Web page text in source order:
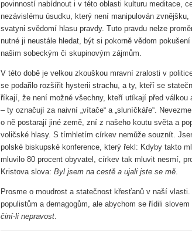
povinností nabídnout i v této oblasti kulturu meditace,
nezávislému úsudku, který není manipulován zvnějšku,
svatyni svědomí hlasu pravdy. Tuto pravdu nelze
nutné ji neustále hledat, být si pokorně vědom
našim sobeckým či skupinovým zájmům.
V této době je velkou zkouškou mravní zralosti v
se podařilo rozšířit hysterii strachu, a ty, kteří se
říkají, že není možné všechny, kteří utíkají před válkou
– ty označují za naivní „vítače“ a „sluníčkáře“.
o ně postarají jiné země, zní z našeho koutu světa a
voličské hlasy. S tímhletím církev nemůže souznít.
polské biskupské konference, který řekl: Kdyby takto
mluvilo 80 procent obyvatel, církev tak mluvit nesmí,
Kristova slova: Byl jsem na cestě a ujali jste se mě
Prosme o moudrost a statečnost křesťanů v naší
populistům a demagogům, ale abychom se řídili
činí-li nepravost.